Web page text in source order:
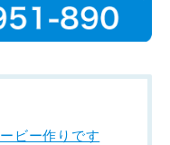
ビー作りです